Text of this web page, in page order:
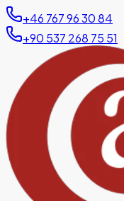
+46 767 96 30 84
+90 537 268 75 51